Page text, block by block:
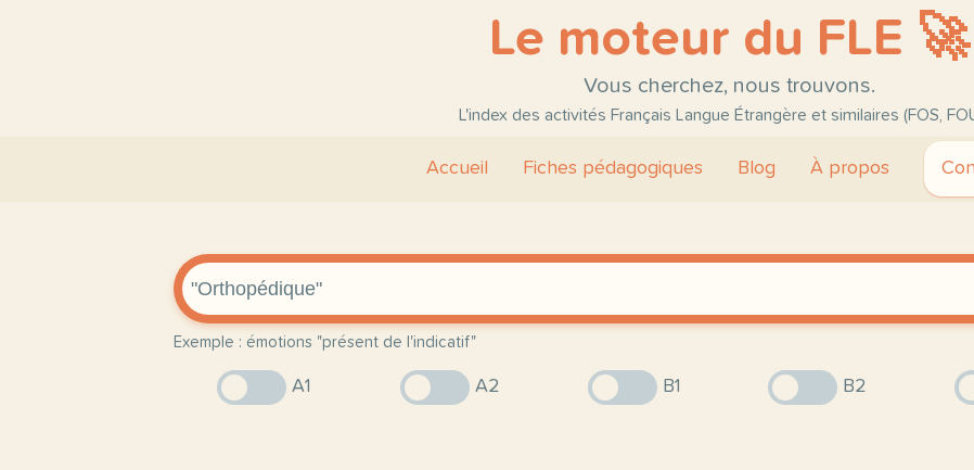
Le moteur du FLE 🚀
Vous cherchez, nous trouvons.
L'index des activités Français Langue Étrangère et similaires (FOS,
Accueil Fiches pédagogiques Blog À propos
Exemple : émotions "présent de l'indicatif"
A1 A2 B1 B2